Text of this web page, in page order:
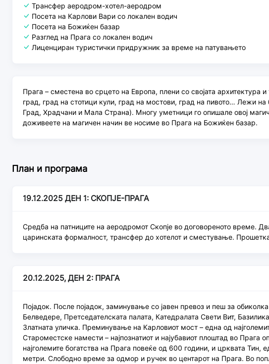
Трансфер аеродром-хотел-аеродром
Посета на Карлови Вари со локален водич
Посета на Божиќен базар
Разглед на Прага со локален водич
Лиценциран туристички придружник за време на патувањето
Прага – сместена во срцето на Европа, плени со својата архитектура
град, град на стотици кули, град на мостови, град на пивото… Лежи на
Град, Храдчани и Мала Страна). Многу уметници го опишале овој
доживеете на магичен начин ве носиме во Прага на Божиќен базар.
План и програма
19.12.2025 ДЕН 1: СКОПЈЕ-ПРАГА
Средба на патниците на аеродромот Скопје во договореното време.
царинската формалност, трансфер до хотелот и сместување.
20.12.2025, ДЕН 2: ПРАГА
Појадок. После појадок, заминување со јавен превоз и пеш за
Белведере, Претседателската палата, Катедралата Свети Вит,
Златната уличка. Преминување на Карловиот мост – една од
Староместске намести – најпознатиот и најубавиот плоштад во
најголемите богатства на Прага повеќе од 600 години, и црквата Тин,
метри. Слободно време за одмор и ручек во центарот на Прага. Во